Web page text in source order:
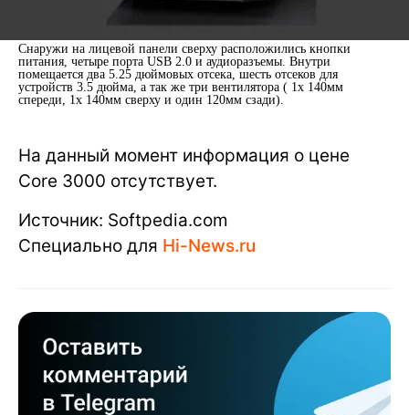
Снаружи на лицевой панели сверху расположились кнопки
питания, четыре порта USB 2.0 и аудиоразъемы. Внутри
помещается два 5.25 дюймовых отсека, шесть отсеков для
устройств 3.5 дюйма, а так же три вентилятора ( 1x 140мм
спереди, 1x 140мм сверху и один 120мм сзади).
На данный момент информация о цене
Core 3000 отсутствует.
Источник: Softpedia.com
Специально для Hi-News.ru